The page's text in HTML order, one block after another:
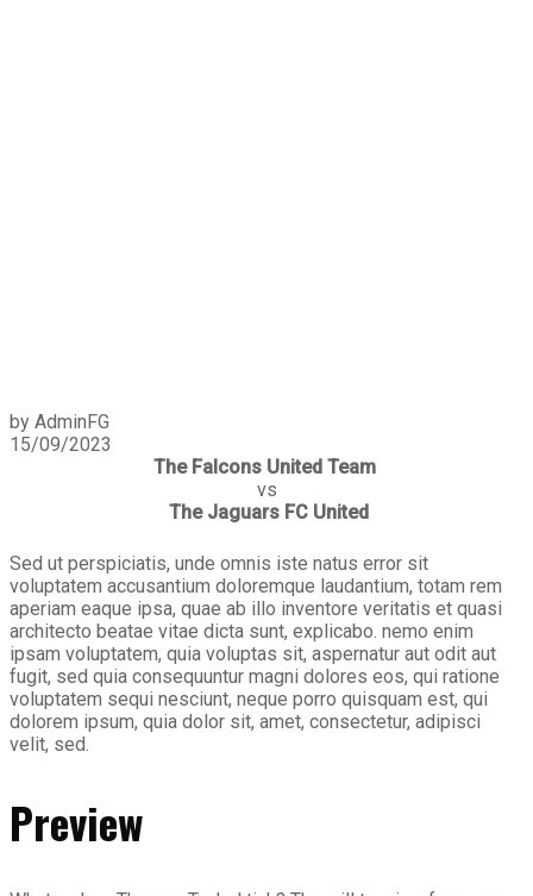
by AdminFG
15/09/2023
The Falcons United Team
vs
The Jaguars FC United
Sed ut perspiciatis, unde omnis iste natus error sit
voluptatem accusantium doloremque laudantium, totam rem
aperiam eaque ipsa, quae ab illo inventore veritatis et quasi
architecto beatae vitae dicta sunt, explicabo. nemo enim
ipsam voluptatem, quia voluptas sit, aspernatur aut odit aut
fugit, sed quia consequuntur magni dolores eos, qui ratione
voluptatem sequi nesciunt, neque porro quisquam est, qui
dolorem ipsum, quia dolor sit, amet, consectetur, adipisci
velit, sed.
Preview